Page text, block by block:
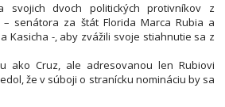
svojich dvoch politických protivníkov z
senátora za štát Florida Marca Rubia a
Kasicha -, aby zvážili svoje stiahnutie sa z
ako Cruz, ale adresovanou len Rubiovi
že v súboji o stranícku nomináciu by sa